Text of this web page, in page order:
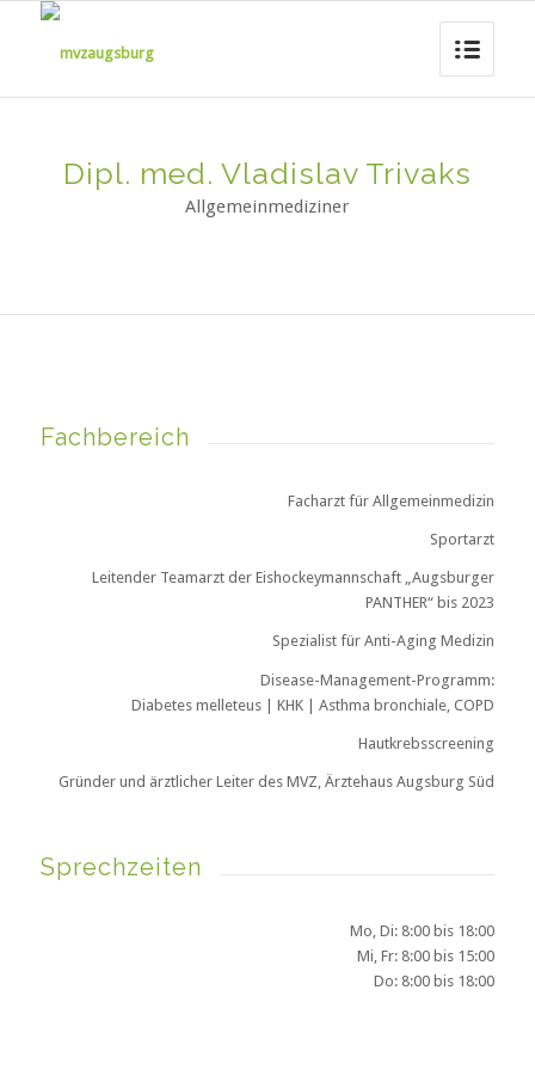
Dipl. med. Vladislav Trivaks
Allgemeinmediziner
Fachbereich
Facharzt für Allgemeinmedizin
Sportarzt
Leitender Teamarzt der Eishockeymannschaft „Augsburger
PANTHER“ bis 2023
Spezialist für Anti-Aging Medizin
Disease-Management-Programm:
Diabetes melleteus | KHK | Asthma bronchiale, COPD
Hautkrebsscreening
Gründer und ärztlicher Leiter des MVZ, Ärztehaus Augsburg Süd
Sprechzeiten
Mo, Di: 8:00 bis 18:00
Mi, Fr: 8:00 bis 15:00
Do: 8:00 bis 18:00